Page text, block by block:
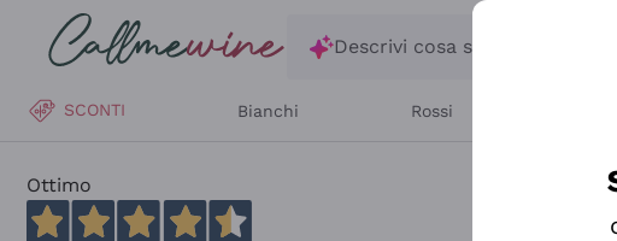
Salta al contenuto principale
Descrivi cosa stai cercando
SCONTI Bianchi Rossi
Ottimo